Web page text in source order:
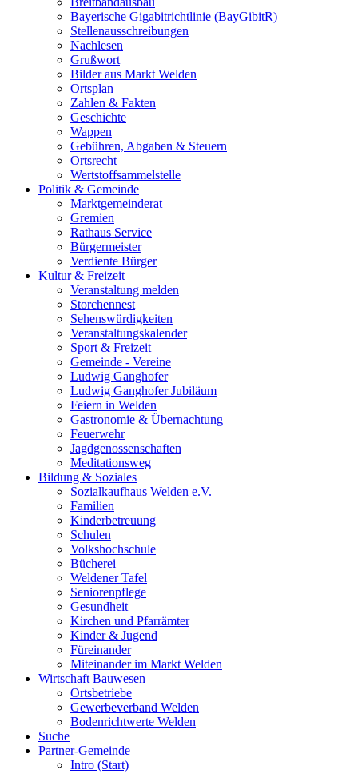
Bayerische Gigabitrichtlinie (BayGibitR)
Stellenausschreibungen
Nachlesen
Grußwort
Bilder aus Markt Welden
Ortsplan
Zahlen & Fakten
Geschichte
Wappen
Gebühren, Abgaben & Steuern
Ortsrecht
Wertstoffsammelstelle
Politik & Gemeinde
Marktgemeinderat
Gremien
Rathaus Service
Bürgermeister
Verdiente Bürger
Kultur & Freizeit
Veranstaltung melden
Storchennest
Sehenswürdigkeiten
Veranstaltungskalender
Sport & Freizeit
Gemeinde - Vereine
Ludwig Ganghofer
Ludwig Ganghofer Jubiläum
Feiern in Welden
Gastronomie & Übernachtung
Feuerwehr
Jagdgenossenschaften
Meditationsweg
Bildung & Soziales
Sozialkaufhaus Welden e.V.
Familien
Kinderbetreuung
Schulen
Volkshochschule
Bücherei
Weldener Tafel
Seniorenpflege
Gesundheit
Kirchen und Pfarrämter
Kinder & Jugend
Füreinander
Miteinander im Markt Welden
Wirtschaft Bauwesen
Ortsbetriebe
Gewerbeverband Welden
Bodenrichtwerte Welden
Suche
Partner-Gemeinde
Intro (Start)